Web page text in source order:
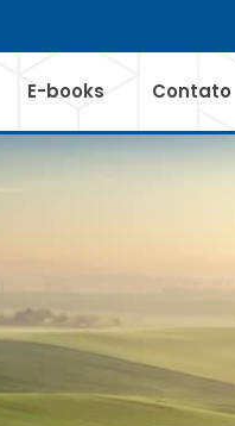
E-books Contato